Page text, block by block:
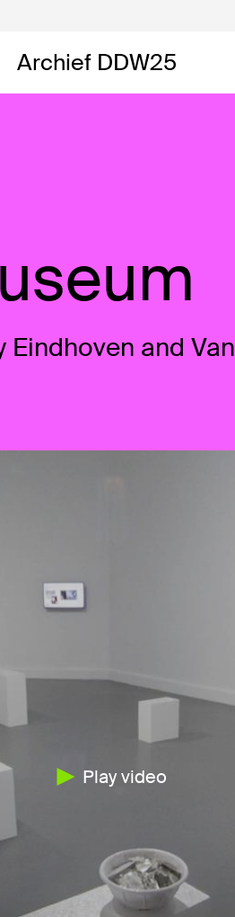
Archief DDW25
Eindhoven and Van
Play video